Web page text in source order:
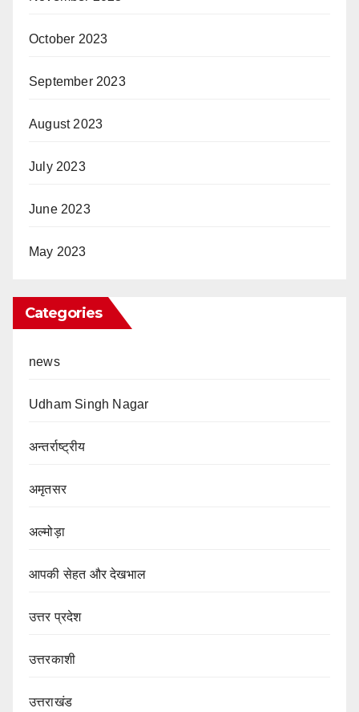
October 2023
September 2023
August 2023
July 2023
June 2023
May 2023
Categories
news
Udham Singh Nagar
अन्तर्राष्ट्रीय
अमृतसर
अल्मोड़ा
आपकी सेहत और देखभाल
उत्तर प्रदेश
उत्तरकाशी
उत्तराखंड